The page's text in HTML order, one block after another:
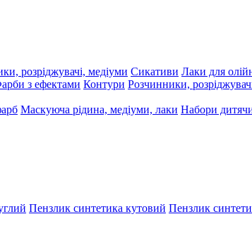
розріджувачі, медіуми Сикативи Лаки для
з ефектами Контури Розчинники,
Маскуюча рідина, медіуми, лаки Набори
Пензлик синтетика кутовий Пензлик